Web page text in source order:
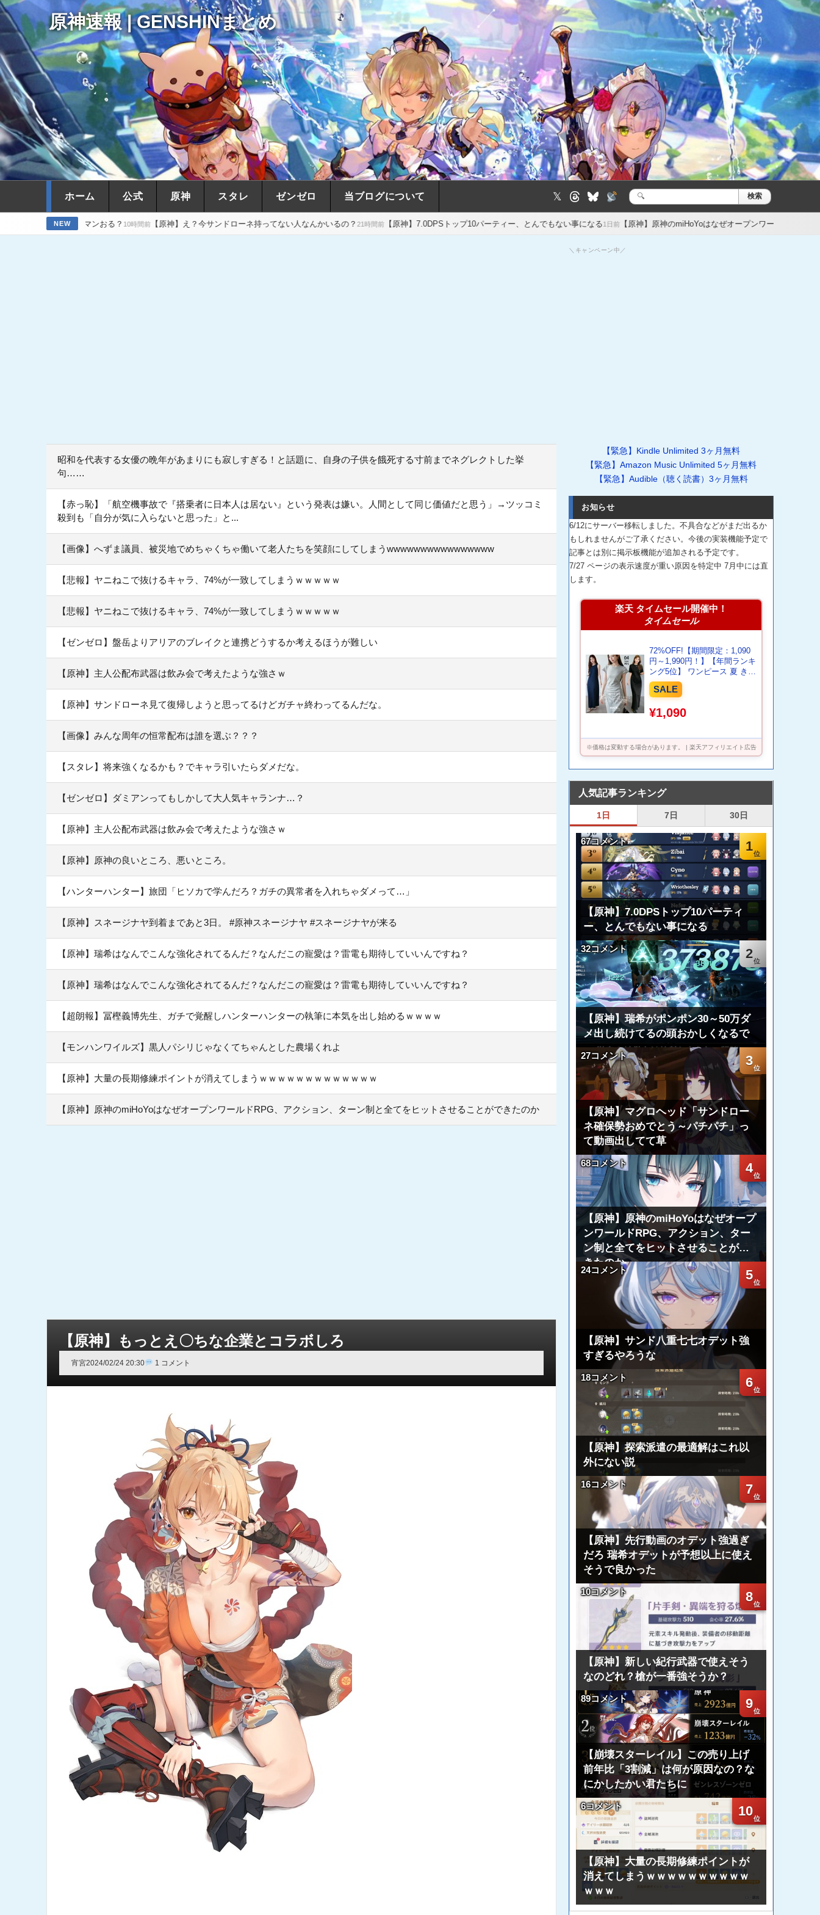
原神速報 | GENSHINまとめ
ホーム 公式 原神 スタレ ゼンゼロ 当ブログについて 𝕏
検
検索
NEW
キーマンおる？10時間前【原神】え？今サンドローネ持ってない人なんかいるの？21時間前【原神】7.0DPSトップ10パーティー、とんでもない事になる1日前【原神】原神のmiHoYoはなぜオープンワールドRPG、アクション、ター
昭和を代表する女優の晩年があまりにも寂しすぎる！と話題に、自身の子供を餓死する寸前までネグレクトした挙
句……
【赤っ恥】「航空機事故で『搭乗者に日本人は居ない』という発表は嫌い。人間として同じ価値だと思う」→ツッコミ
殺到も「自分が気に入らないと思った」と...
【画像】へずま議員、被災地でめちゃくちゃ働いて老人たちを笑顔にしてしまうwwwwwwwwwwwwwwww
【悲報】ヤニねこで抜けるキャラ、74%が一致してしまうｗｗｗｗｗ
【悲報】ヤニねこで抜けるキャラ、74%が一致してしまうｗｗｗｗｗ
【ゼンゼロ】盤岳よりアリアのブレイクと連携どうするか考えるほうが難しい
【原神】主人公配布武器は飲み会で考えたような強さｗ
【原神】サンドローネ見て復帰しようと思ってるけどガチャ終わってるんだな。
【画像】みんな周年の恒常配布は誰を選ぶ？？？
【スタレ】将来強くなるかも？でキャラ引いたらダメだな。
【ゼンゼロ】ダミアンってもしかして大人気キャランナ…？
【原神】主人公配布武器は飲み会で考えたような強さｗ
【原神】原神の良いところ、悪いところ。
【ハンターハンター】旅団「ヒソカで学んだろ？ガチの異常者を入れちゃダメって…」
【原神】スネージナヤ到着まであと3日。 #原神スネージナヤ #スネージナヤが来る
【原神】瑞希はなんでこんな強化されてるんだ？なんだこの寵愛は？雷電も期待していいんですね？
【原神】瑞希はなんでこんな強化されてるんだ？なんだこの寵愛は？雷電も期待していいんですね？
【超朗報】冨樫義博先生、ガチで覚醒しハンターハンターの執筆に本気を出し始めるｗｗｗｗ
【モンハンワイルズ】黒人パシリじゃなくてちゃんとした農場くれよ
【原神】大量の長期修練ポイントが消えてしまうｗｗｗｗｗｗｗｗｗｗｗｗｗ
【原神】原神のmiHoYoはなぜオープンワールドRPG、アクション、ターン制と全てをヒットさせることができたのか
【原神】もっとえ〇ちな企業とコラボしろ
宵宮2024/02/24 20:30 1 コメント
＼キャンペーン中／
【緊急】Kindle Unlimited 3ヶ月無料
【緊急】Amazon Music Unlimited 5ヶ月無料
【緊急】Audible（聴く読書）3ヶ月無料
お知らせ
6/12にサーバー移転しました。不具合などがまだ出るか
もしれませんがご了承ください。今後の実装機能予定で
記事とは別に掲示板機能が追加される予定です。
7/27 ページの表示速度が重い原因を特定中 7月中には直
します。
楽天 タイムセール開催中！
タイムセール
72%OFF!【期間限定：1,090
円～1,990円！】【年間ランキ
ング5位】 ワンピース 夏 きれ
いめ レディース 選べる5タイ
プ マキシワンピース ロング
ワンピ 半袖 アメスリ 長袖 ク
ルーネック キーネック 体型
SALE
¥1,090
※価格は変動する場合があります。 | 楽天アフィリエイト広告
人気記事ランキング
1日 7日 30日
1
67コメント
【原神】7.0DPSトップ10パーティ
ー、とんでもない事になる
2
32コメント
【原神】瑞希がポンポン30～50万ダ
メ出し続けてるの頭おかしくなるで
3
27コメント
【原神】マグロヘッド「サンドロー
ネ確保勢おめでとう～パチパチ」っ
て動画出してて草
4
68コメント
【原神】原神のmiHoYoはなぜオープ
ンワールドRPG、アクション、ター
ン制と全てをヒットさせることがで
きたのか
5
24コメント
【原神】サンド八重七七オデット強
すぎるやろうな
6
18コメント
【原神】探索派遣の最適解はこれ以
外にない説
7
16コメント
【原神】先行動画のオデット強過ぎ
だろ 瑞希オデットが予想以上に使え
そうで良かった
8
10コメント
【原神】新しい紀行武器で使えそう
なのどれ？槍が一番強そうか？
9
89コメント
【崩壊スターレイル】この売り上げ
前年比「3割減」は何が原因なの？な
にかしたかい君たちに
10
6コメント
【原神】大量の長期修練ポイントが
消えてしまうｗｗｗｗｗｗｗｗｗｗ
ｗｗｗ